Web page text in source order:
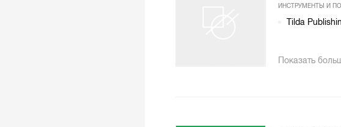
ИНСТРУМЕНТЫ И
Tilda
Показать